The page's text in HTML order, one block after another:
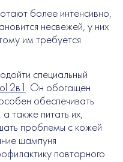
более интенсивно,
несвежей, у них
им требуется
специальный
2в1. Он обогащен
обеспечивать
также питать их,
проблемы с кожей
шампуня
повторного